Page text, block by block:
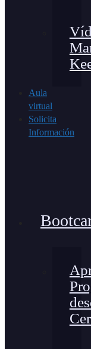
Aula
virtual
Solicita
Información